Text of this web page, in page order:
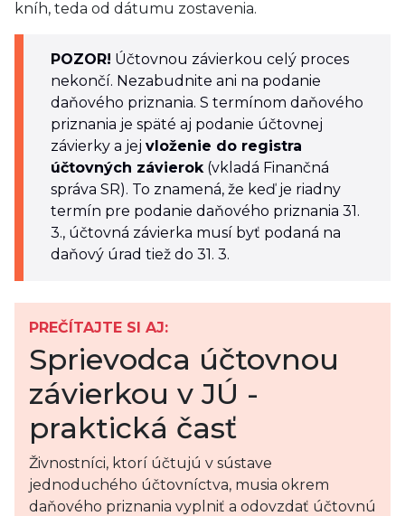
kníh, teda od dátumu zostavenia.
POZOR! Účtovnou závierkou celý proces
nekončí. Nezabudnite ani na podanie
daňového priznania. S termínom daňového
priznania je späté aj podanie účtovnej
závierky a jej vloženie do registra
účtovných závierok(vkladá Finančná
správa SR). To znamená, že keď je riadny
termín pre podanie daňového priznania 31.
3., účtovná závierka musí byť podaná na
daňový úrad tiež do 31. 3.
PREČÍTAJTE SI AJ:
Sprievodca účtovnou
závierkou v JÚ -
praktická časť
Živnostníci, ktorí účtujú v sústave
jednoduchého účtovníctva, musia okrem
daňového priznania vyplniť a odovzdať účtovnú